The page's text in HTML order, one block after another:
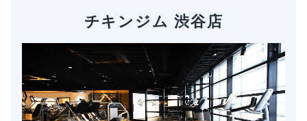
チキンジム 渋谷店